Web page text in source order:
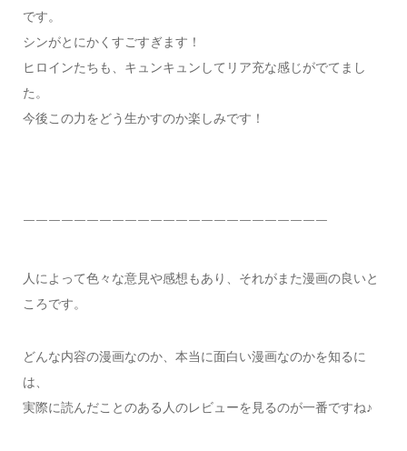
です。
シンがとにかくすごすぎます！
ヒロインたちも、キュンキュンしてリア充な感じがでてまし
た。
今後この力をどう生かすのか楽しみです！
￣￣￣￣￣￣￣￣￣￣￣￣￣￣￣￣￣￣￣￣￣￣￣￣
人によって色々な意見や感想もあり、それがまた漫画の良いと
ころです。
どんな内容の漫画なのか、本当に面白い漫画なのかを知るに
は、
実際に読んだことのある人のレビューを見るのが一番ですね♪